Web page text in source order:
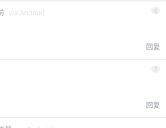
via Android 6
回复
7
回复